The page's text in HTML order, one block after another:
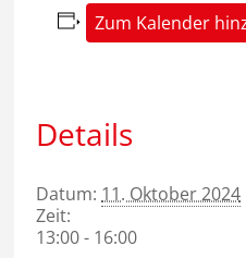
Zum Kalender
Details
Datum: 11. Oktober 2024
Zeit:
13:00 - 16:00